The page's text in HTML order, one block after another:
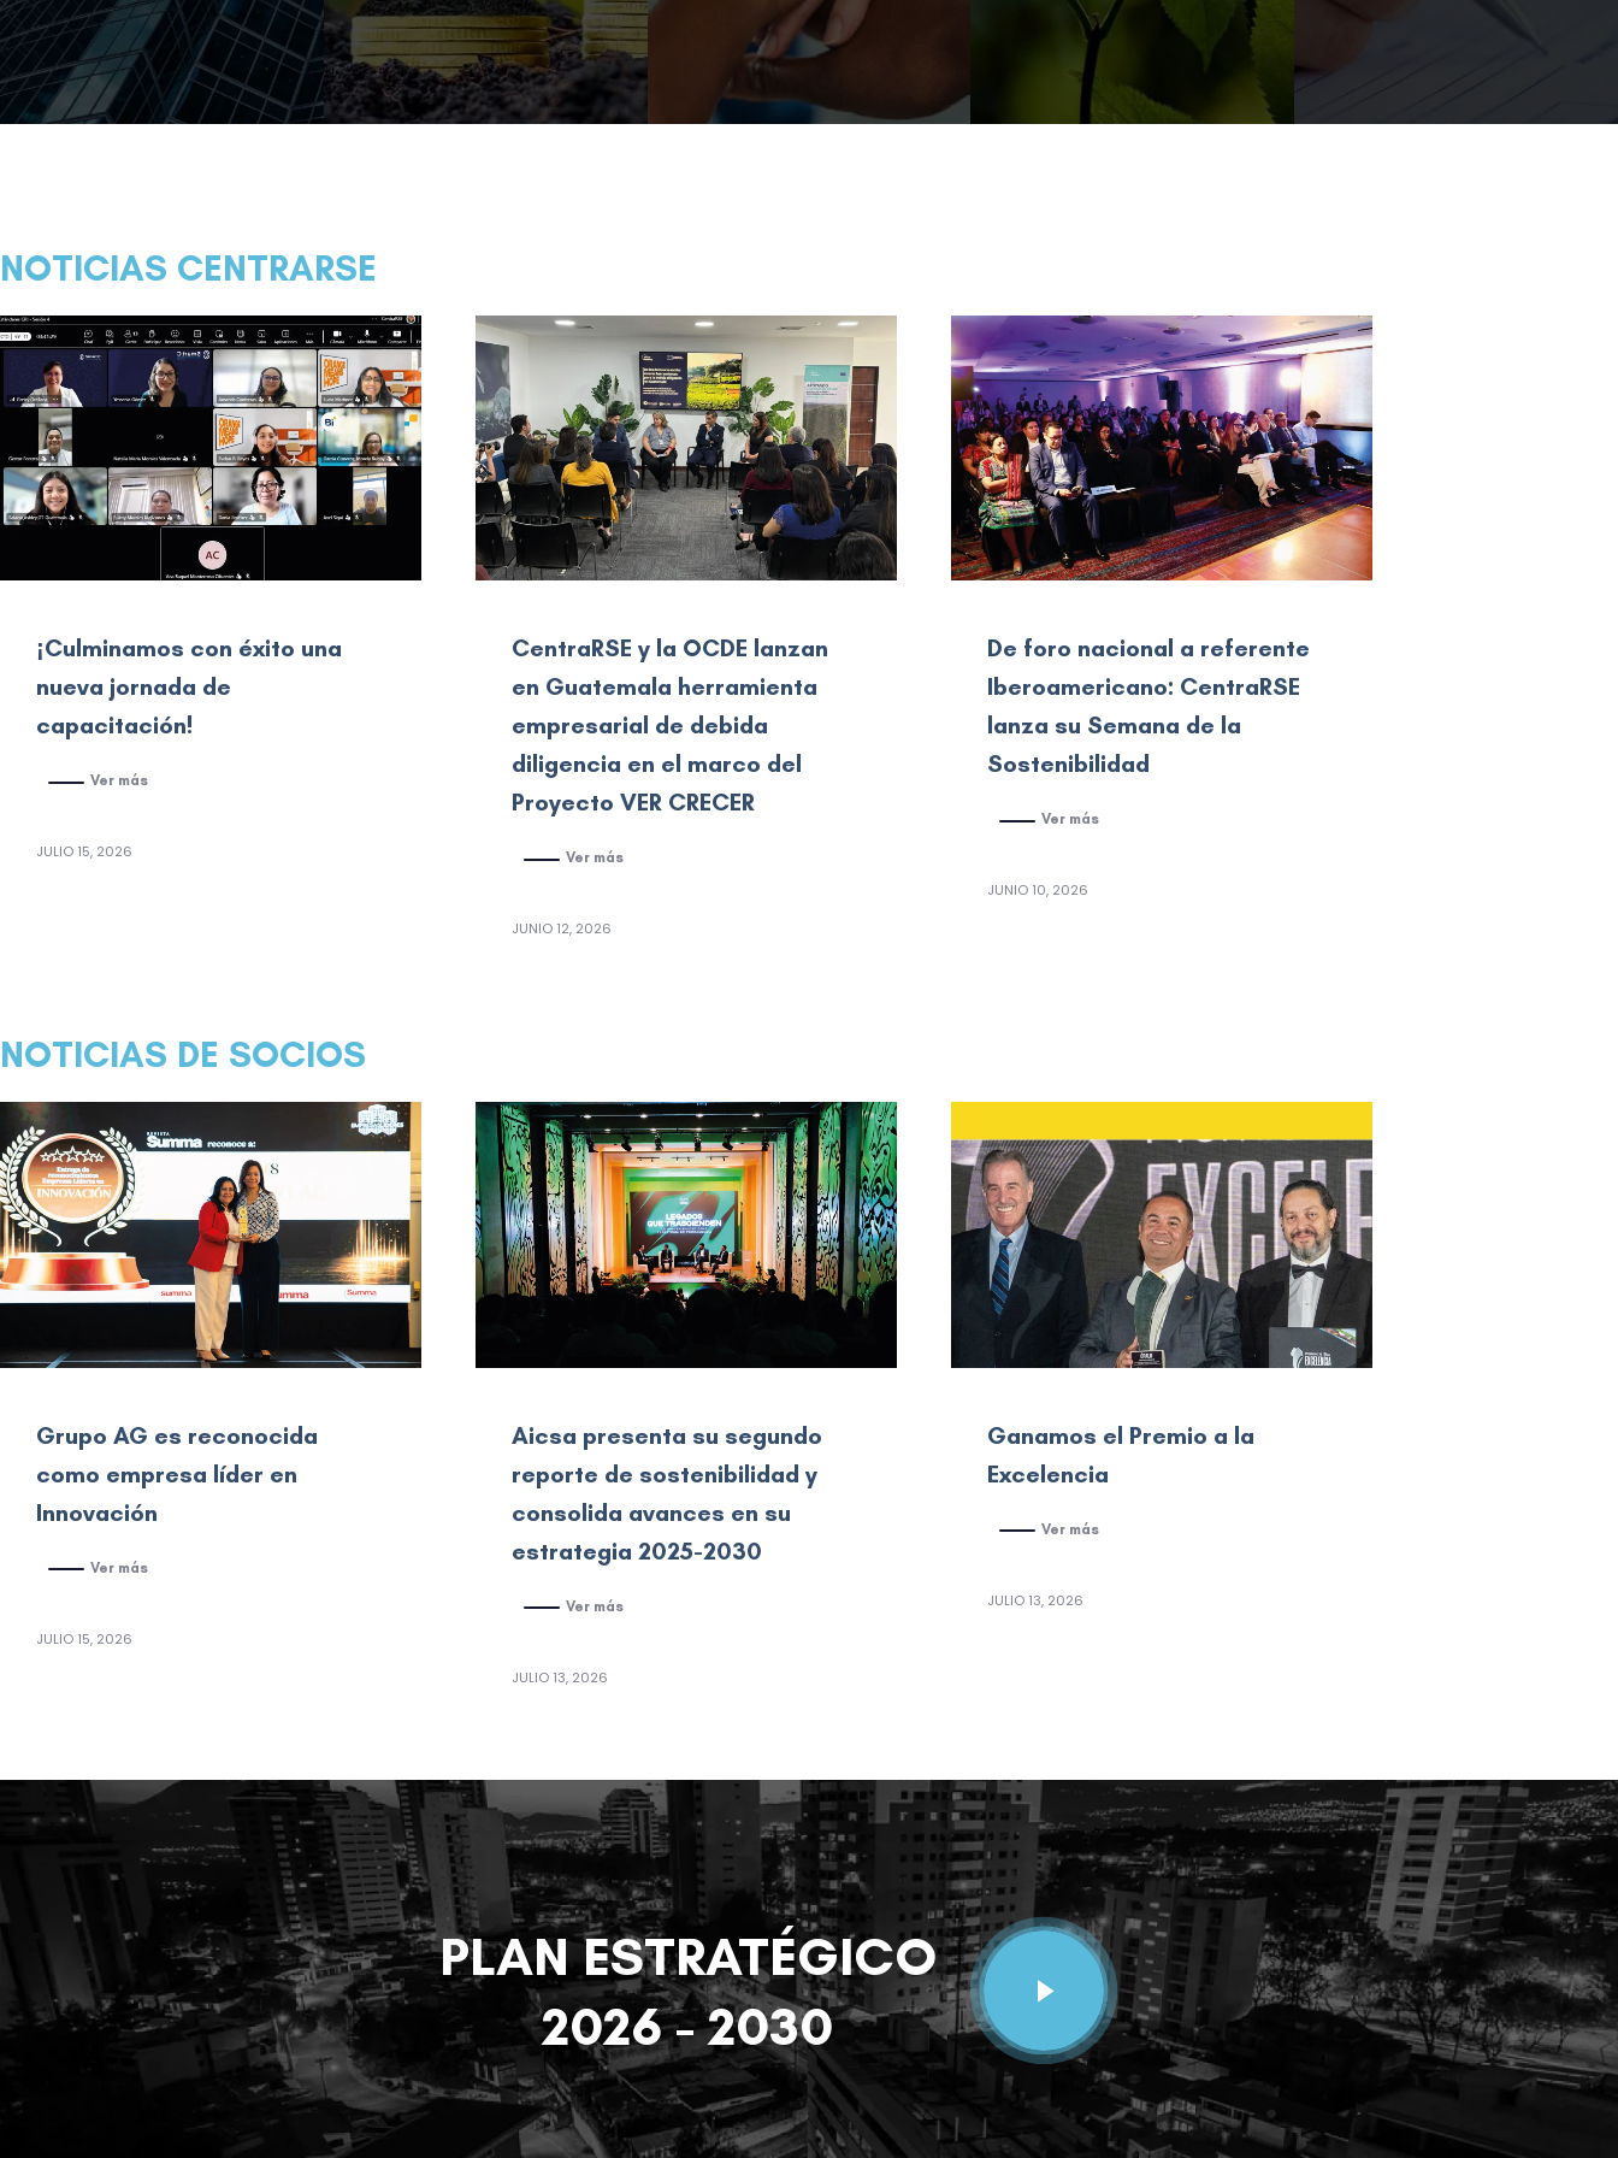
Ver más
Ver más Ver más
NOTICIAS CENTRARSE
¡Culminamos con éxito una
nueva jornada de
capacitación!
Ver más
JULIO 15, 2026
CentraRSE y la OCDE lanzan
en Guatemala herramienta
empresarial de debida
diligencia en el marco del
Proyecto VER CRECER
Ver más
JUNIO 12, 2026
De foro nacional a referente
Iberoamericano: CentraRSE
lanza su Semana de la
Sostenibilidad
Ver más
JUNIO 10, 2026
NOTICIAS DE SOCIOS
Grupo AG es reconocida
como empresa líder en
Innovación
Ver más
JULIO 15, 2026
Aicsa presenta su segundo
reporte de sostenibilidad y
consolida avances en su
estrategia 2025-2030
Ver más
JULIO 13, 2026
Ganamos el Premio a la
Excelencia
Ver más
JULIO 13, 2026
PLAN ESTRATÉGICO
2026 - 2030